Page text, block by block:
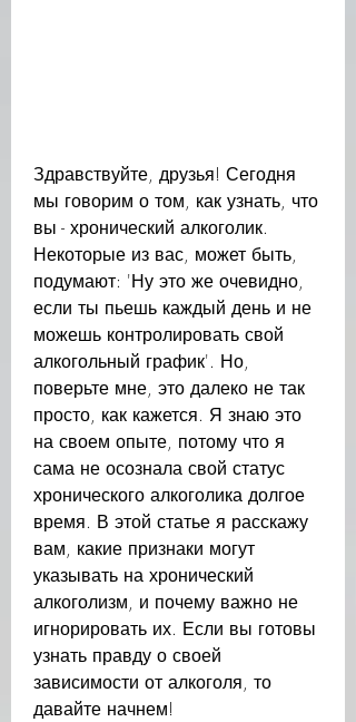
Здравствуйте, друзья! Сегодня
мы говорим о том, как узнать, что
вы - хронический алкоголик.
Некоторые из вас, может быть,
подумают: 'Ну это же очевидно,
если ты пьешь каждый день и не
можешь контролировать свой
алкогольный график'. Но,
поверьте мне, это далеко не так
просто, как кажется. Я знаю это
на своем опыте, потому что я
сама не осознала свой статус
хронического алкоголика долгое
время. В этой статье я расскажу
вам, какие признаки могут
указывать на хронический
алкоголизм, и почему важно не
игнорировать их. Если вы готовы
узнать правду о своей
зависимости от алкоголя, то
давайте начнем!